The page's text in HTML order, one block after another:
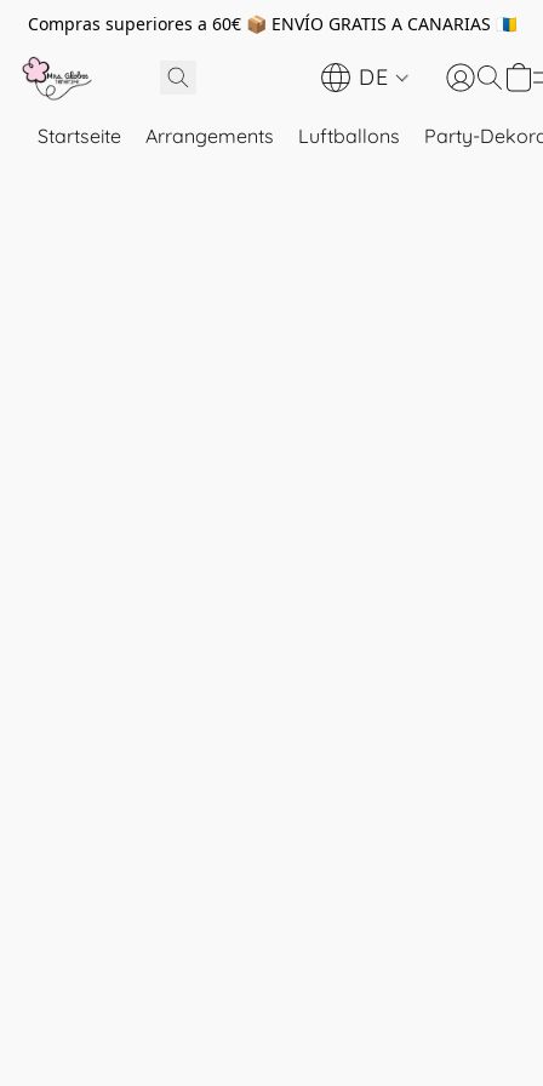
Compras superiores a 60€ 📦 ENVÍO GRATIS A CANARIAS 🇮🇨
DE
Startseite Arrangements Luftballons Party-